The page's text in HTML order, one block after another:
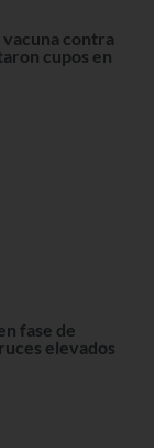
contra
cupos en
fase de
elevados